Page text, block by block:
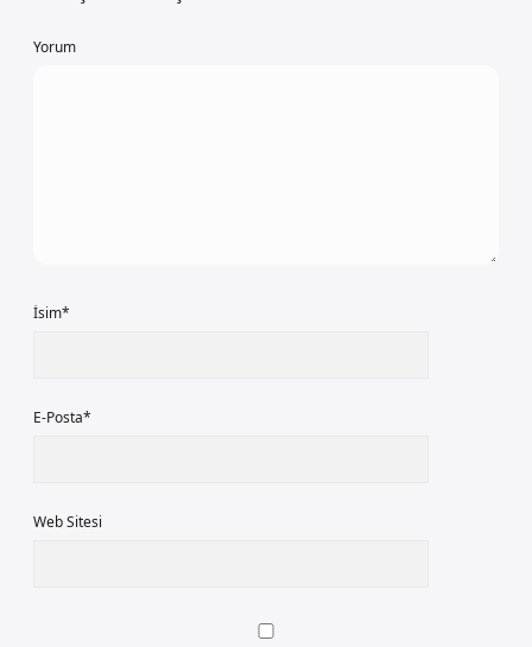
Yorum
İsim*
E-Posta*
Web Sitesi